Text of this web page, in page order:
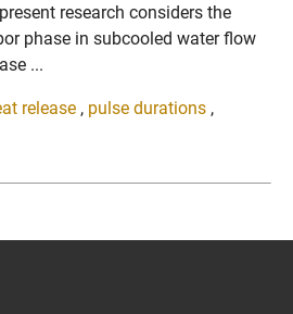
research considers the
phase in subcooled water flow
...
release , pulse durations ,